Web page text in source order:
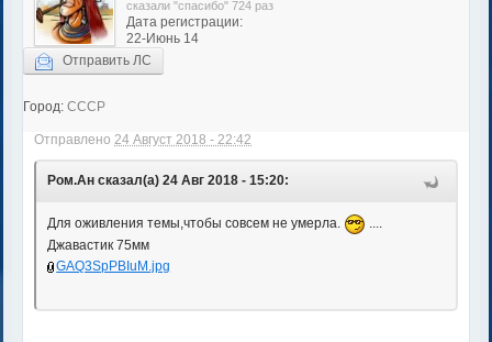
сказали "спасибо" 724 раз
Дата регистрации:
22-Июнь 14
Отправить ЛС
Город: СССР
Отправлено24 Август 2018 - 22:42
Ром.Ан сказал(а) 24 Авг 2018 - 15:20:
Для оживления темы,чтобы совсем не умерла.
....
Джавастик 75мм
GAQ3SpPBIuM.jpg